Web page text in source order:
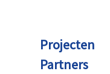
Projecten
Partners